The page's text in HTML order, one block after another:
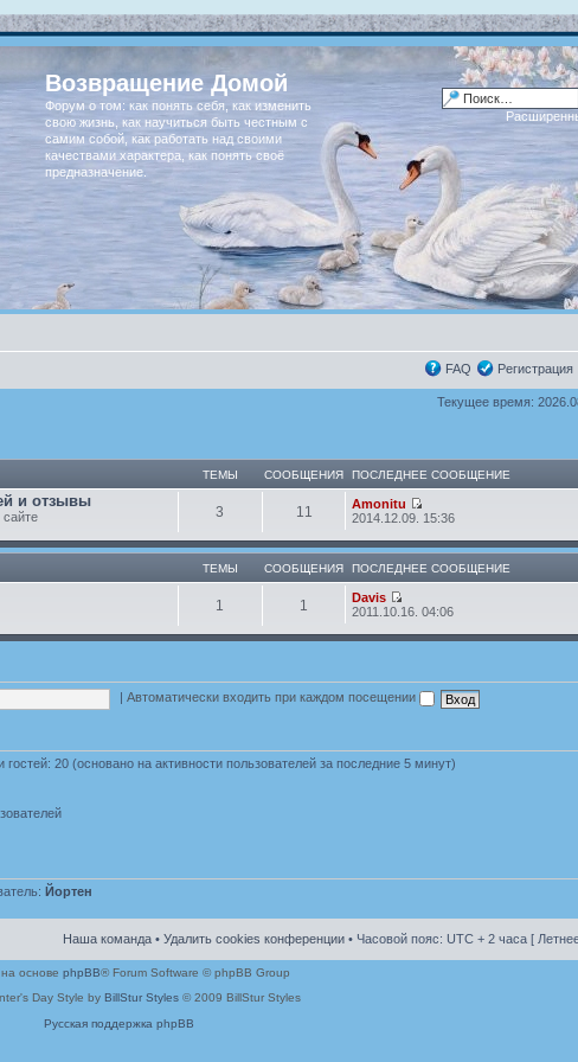
Возвращение Домой
Форум о том: как понять себя, как изменить
свою жизнь, как научиться быть честным с
самим собой, как работать над своими
качествами характера, как понять своё
предназначение.
FAQ Регистрация
Текущее время:
ТЕМЫ СООБЩЕНИЯ ПОСЛЕДНЕЕ СООБЩЕНИЕ
и отзывы
3 11
Amonitu
2014.12.09. 15:36
ТЕМЫ СООБЩЕНИЯ ПОСЛЕДНЕЕ СООБЩЕНИЕ
1 1
Davis
2011.10.16. 04:06
Автоматически входить при каждом посещении
20 (основано на активности пользователей за последние 5 минут)
Йортен
Наша команда• Удалить cookies конференции• Часовой пояс: UTC + 2 часа [
основе phpBB® Forum Software © phpBB Group
Day Style by BillStur Styles © 2009 BillStur Styles
Русская поддержка phpBB